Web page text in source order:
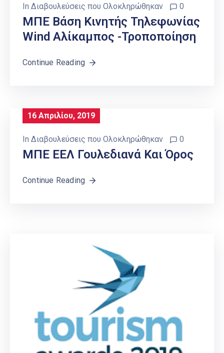
In Διαβουλεύσεις που Ολοκληρώθηκαν 0
ΜΠΕ Βάση Κινητής Τηλεφωνίας
Wind Αλίκαμπος -τροποποίηση
Continue Reading
16 Απριλίου, 2019
In Διαβουλεύσεις που Ολοκληρώθηκαν 0
ΜΠΕ ΕΕΛ Γουλεδιανά Και Όρος
Continue Reading